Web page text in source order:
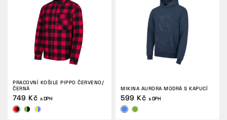
PRACOVNÍ KOŠILE PIPPO ČERVENO/
ČERNÁ
749 Kč s DPH
MIKINA AURORA MODRÁ S KAPUCÍ
599 Kč s DPH